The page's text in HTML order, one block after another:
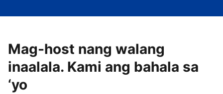
Mag-host nang walang
inaalala. Kami ang bahala sa
‘yo